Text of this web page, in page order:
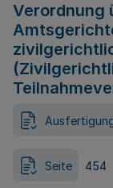
Verordnung
Seite 454